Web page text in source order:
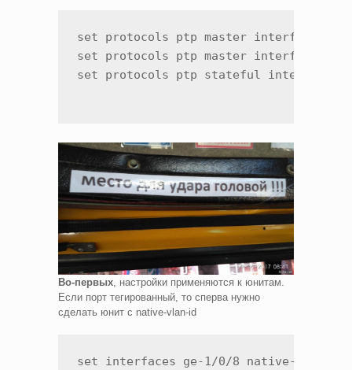
set protocols ptp master interface
set protocols ptp master interface xe-
set protocols ptp stateful interface
Во-первых, настройки применяются к юнитам.
Если порт тегированный, то сперва нужно
сделать юнит с native-vlan-id
set interfaces ge-1/0/8 native-vlan-id